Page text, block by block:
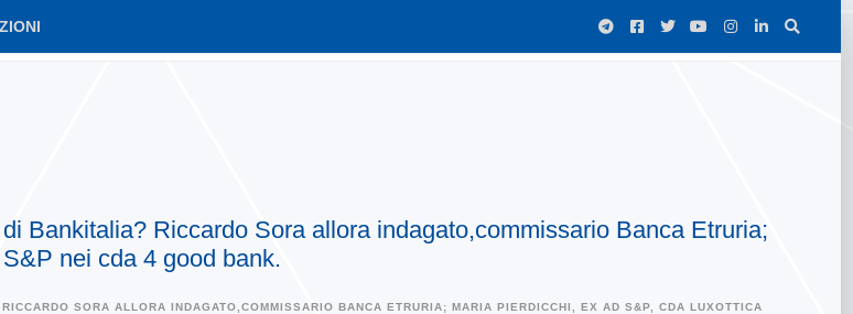
Bankitalia? Riccardo Sora allora indagato,commissario Banca Etruria;
nei cda 4 good bank.
SORA ALLORA INDAGATO,COMMISSARIO BANCA ETRURIA; MARIA PIERDICCHI, EX AD S&P, CDA LUXOTTICA